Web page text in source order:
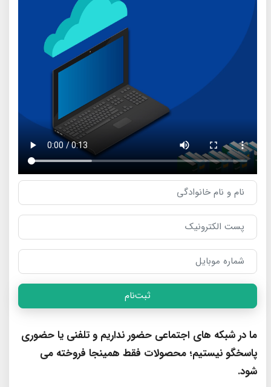
ثبت‌نام
ما در شبکه های اجتماعی حضور نداریم و تلفنی یا حضوری
پاسخگو نیستیم؛ محصولات فقط همینجا فروخته می
شود.